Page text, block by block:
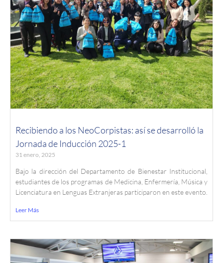
Recibiendo a los NeoCorpistas: así se desarrolló la
Jornada de Inducción 2025-1
31 enero, 2025
Bajo la dirección del Departamento de Bienestar Institucional,
estudiantes de los programas de Medicina, Enfermería, Música y
Licenciatura en Lenguas Extranjeras participaron en este evento.
Leer Más